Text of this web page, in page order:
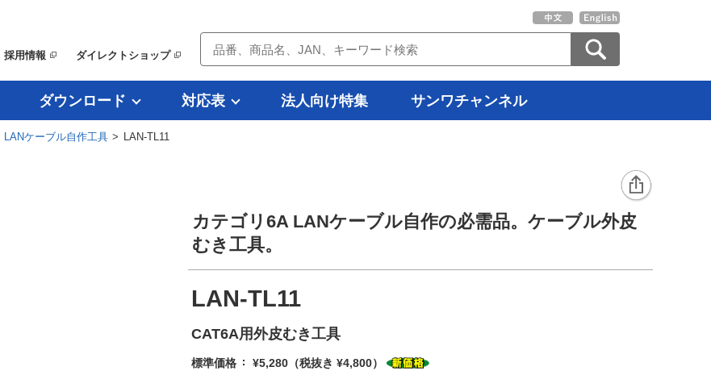
採用情報 ダイレクトショップ
ダウンロード 対応表 法人向け特集 サンワチャンネル
LANケーブル自作工具> LAN-TL11
カテゴリ6A LANケーブル自作の必需品。ケーブル外皮
むき工具。
LAN-TL11
CAT6A用外皮むき工具
標準価格 ¥5,280 （税抜き ¥4,800）